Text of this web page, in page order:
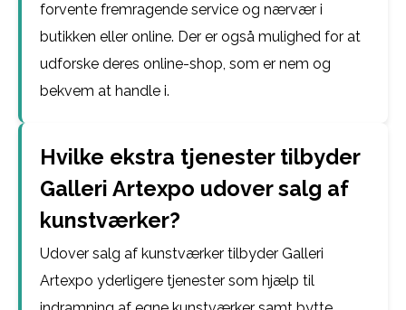
forvente fremragende service og nærvær i
butikken eller online. Der er også mulighed for at
udforske deres online-shop, som er nem og
bekvem at handle i.
Hvilke ekstra tjenester tilbyder
Galleri Artexpo udover salg af
kunstværker?
Udover salg af kunstværker tilbyder Galleri
Artexpo yderligere tjenester som hjælp til